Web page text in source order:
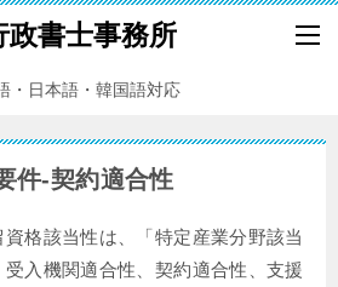
書士事務所
日本語・韓国語対応
件-契約適合性
格該当性は、「特定産業分野該当
入機関適合性、契約適合性、支援